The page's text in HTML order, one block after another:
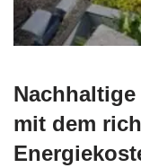
mit dem